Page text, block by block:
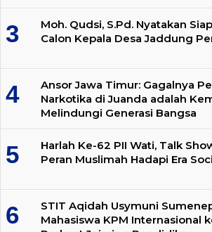
Moh. Qudsi, S.Pd. Nyatakan
Calon Kepala Desa Jaddung
Ansor Jawa Timur: Gagalnya
Narkotika di Juanda adalah
Melindungi Generasi Bangsa
Harlah Ke-62 PII Wati, Talk
Peran Muslimah Hadapi Era
STIT Aqidah Usymuni
Mahasiswa KPM Internasional